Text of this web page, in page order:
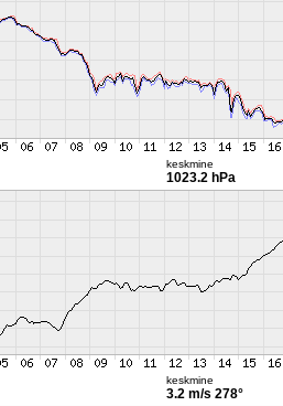
keskmine
1023.2 hPa
keskmine
3.2 m/s 278°